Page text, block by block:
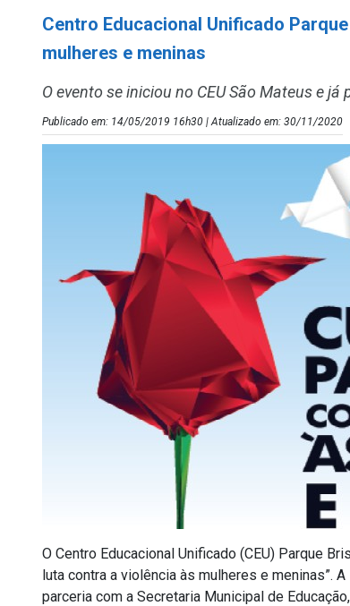
Centro Educacional Unificado
mulheres e meninas
O evento se iniciou no CEU São Mateus e
Publicado em: 14/05/2019 16h30 | Atualizado em: 30/11/2020
O Centro Educacional Unificado (CEU) Parque
luta contra a violência às mulheres e meninas”.
parceria com a Secretaria Municipal de